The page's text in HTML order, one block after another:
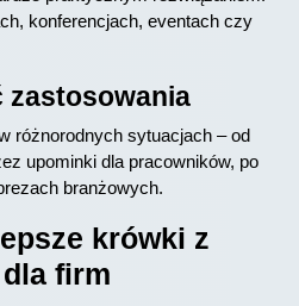
konferencjach, eventach czy
zastosowania
różnorodnych sytuacjach – od
upominki dla pracowników, po
branżowych.
krówki z
firm